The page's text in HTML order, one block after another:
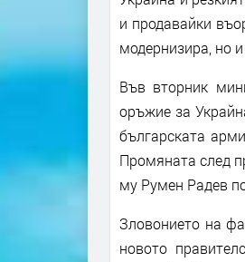
и продавайки
модернизира, но
Във вторник
оръжие за
българската
Промяната след
му Румен Радев
Зловонието на
новото